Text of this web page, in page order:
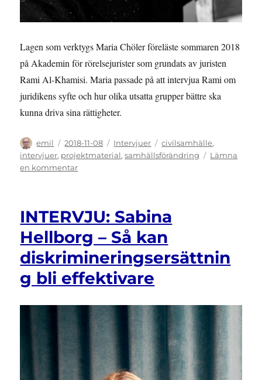
Lagen som verktygs Maria Chöler föreläste sommaren 2018
på Akademin för rörelsejurister som grundats av juristen
Rami Al-Khamisi. Maria passade på att intervjua Rami om
juridikens syfte och hur olika utsatta grupper bättre ska
kunna driva sina rättigheter.
Författare
emil
Publicerat
den
2018-11-08 Kategorier
Intervjuer Etiketter
civilsamhälle,
intervjuer, projektmaterial,samhällsförändring
Lämna
en kommentartill
Khamisi
juridiken
för
att
minska
samhället
INTERVJU: Sabina
Hellborg – Så kan
diskrimineringsersättnin
g bli effektivare